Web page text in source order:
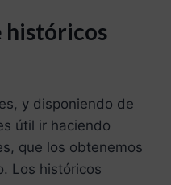
históricos
y disponiendo de
útil ir haciendo
que los obtenemos
Los históricos